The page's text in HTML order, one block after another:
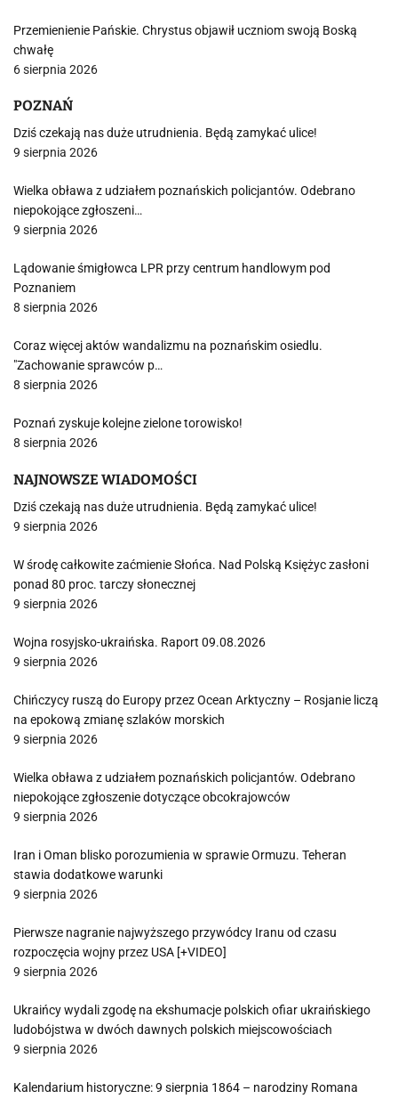
Przemienienie Pańskie. Chrystus objawił uczniom swoją Boską
chwałę
6 sierpnia 2026
POZNAŃ
Dziś czekają nas duże utrudnienia. Będą zamykać ulice!
9 sierpnia 2026
Wielka obława z udziałem poznańskich policjantów. Odebrano
niepokojące zgłoszeni…
9 sierpnia 2026
Lądowanie śmigłowca LPR przy centrum handlowym pod
Poznaniem
8 sierpnia 2026
Coraz więcej aktów wandalizmu na poznańskim osiedlu.
"Zachowanie sprawców p…
8 sierpnia 2026
Poznań zyskuje kolejne zielone torowisko!
8 sierpnia 2026
NAJNOWSZE WIADOMOŚCI
Dziś czekają nas duże utrudnienia. Będą zamykać ulice!
9 sierpnia 2026
W środę całkowite zaćmienie Słońca. Nad Polską Księżyc zasłoni
ponad 80 proc. tarczy słonecznej
9 sierpnia 2026
Wojna rosyjsko-ukraińska. Raport 09.08.2026
9 sierpnia 2026
Chińczycy ruszą do Europy przez Ocean Arktyczny – Rosjanie liczą
na epokową zmianę szlaków morskich
9 sierpnia 2026
Wielka obława z udziałem poznańskich policjantów. Odebrano
niepokojące zgłoszenie dotyczące obcokrajowców
9 sierpnia 2026
Iran i Oman blisko porozumienia w sprawie Ormuzu. Teheran
stawia dodatkowe warunki
9 sierpnia 2026
Pierwsze nagranie najwyższego przywódcy Iranu od czasu
rozpoczęcia wojny przez USA [+VIDEO]
9 sierpnia 2026
Ukraińcy wydali zgodę na ekshumacje polskich ofiar ukraińskiego
ludobójstwa w dwóch dawnych polskich miejscowościach
9 sierpnia 2026
Kalendarium historyczne: 9 sierpnia 1864 – narodziny Romana